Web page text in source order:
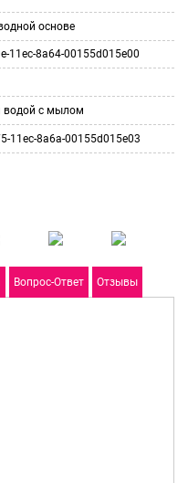
основе
11ec-8a64-00155d015e00
водой с мылом
11ec-8a6a-00155d015e03
Вопрос-Ответ Отзывы